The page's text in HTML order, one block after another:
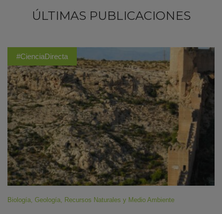
ÚLTIMAS PUBLICACIONES
#CienciaDirecta
Biología Geología Recursos Naturales y Medio Ambiente